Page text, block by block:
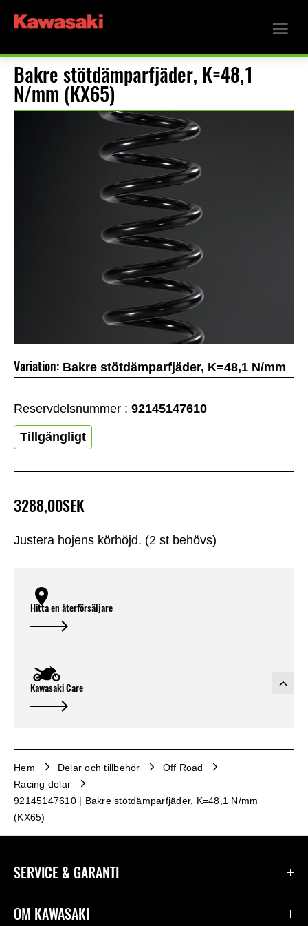
Bakre stötdämparfjäder, K=48,1
N/mm (KX65)
Justera hojens körhöjd. (2 st behövs)
3288,00SEK
Variation: Bakre stötdämparfjäder, K=48,1 N/mm
Reservdelsnummer : 92145147610
Tillgängligt
Hitta en återförsäljare
Kawasaki Care
Hem Delar och tillbehör
Off Road
Racing delar
92145147610 | Bakre stötdämparfjäder, K=48,1 N/mm
(KX65)
SERVICE & GARANTI
Kontakta oss
OM KAWASAKI